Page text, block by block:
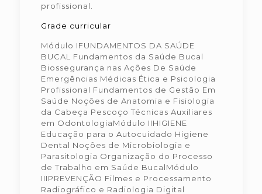
profissional.
Grade curricular
Módulo IFUNDAMENTOS DA SAÚDE
BUCAL Fundamentos da Saúde Bucal
Biossegurança nas Ações De Saúde
Emergências Médicas Ética e Psicologia
Profissional Fundamentos de Gestão Em
Saúde Noções de Anatomia e Fisiologia
da Cabeça Pescoço Técnicas Auxiliares
em OdontologiaMódulo IIHIGIENE
Educação para o Autocuidado Higiene
Dental Noções de Microbiologia e
Parasitologia Organização do Processo
de Trabalho em Saúde BucalMódulo
IIIPREVENÇÃO Filmes e Processamento
Radiográfico e Radiologia Digital